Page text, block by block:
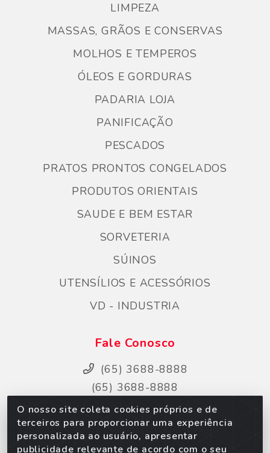
O nosso site coleta cookies próprios e de
terceiros para proporcionar uma experiência
personalizada ao usuário, apresentar
publicidade relevante de acordo com o seu
LIMPEZA
MASSAS, GRÃOS E CONSERVAS
MOLHOS E TEMPEROS
ÓLEOS E GORDURAS
PADARIA LOJA
PANIFICAÇÃO
PESCADOS
PRATOS PRONTOS CONGELADOS
PRODUTOS ORIENTAIS
SAUDE E BEM ESTAR
SORVETERIA
SÚINOS
UTENSÍLIOS E ACESSÓRIOS
VD - INDUSTRIA
Fale Conosco
(65) 3688-8888
(65) 3688-8888
ecommerce@sorpan.com.br
Instagram
Facebook